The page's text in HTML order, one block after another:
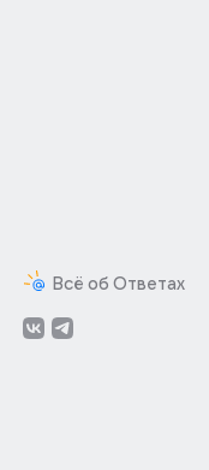
Всё об Ответах